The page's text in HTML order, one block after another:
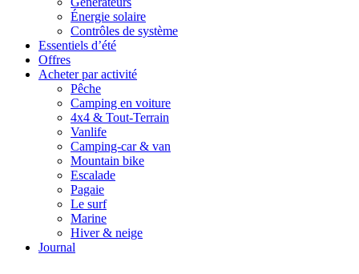
Énergie solaire
Contrôles de système
Essentiels d’été
Offres
Acheter par activité
Pêche
Camping en voiture
4x4 & Tout-Terrain
Vanlife
Camping-car & van
Mountain bike
Escalade
Pagaie
Le surf
Marine
Hiver & neige
Journal